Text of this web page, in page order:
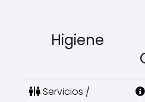
Higiene
Servicios /